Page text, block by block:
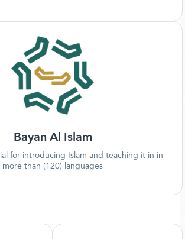
Bayan Al Islam
material for introducing Islam and teaching
more than (120) languages